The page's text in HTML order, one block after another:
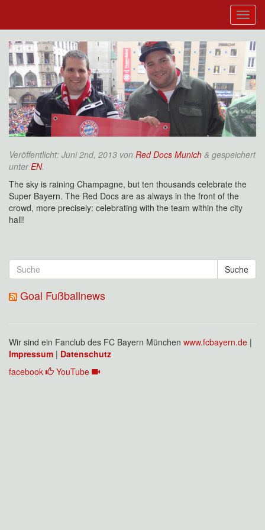
Veröffentlicht: Juni 2nd, 2013 von Red Docs Munich & gespeichert
unterEN.
The sky is raining Champagne, but ten thousands celebrate the
Super Bayern. The Red Docs are as always in the front of the
crowd, more precisely: celebrating with the team within the city
hall!
Suche
Goal Fußballnews
Wir sind ein Fanclub des FC Bayern München www.fcbayern.de |
Impressum | Datenschutz
facebook
YouTube